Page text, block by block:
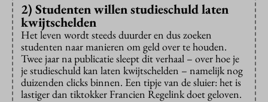
2) Studenten willen studieschuld laten
kwijtschelden
Het leven wordt steeds duurder en dus zoeken
studenten naar manieren om geld over te houden.
Twee jaar na publicatie sleept dit verhaal – over hoe je
je studieschuld kan laten kwijtschelden – namelijk nog
duizenden clicks binnen. Een tipje van de sluier: het is
lastiger dan tiktokker Francien Regelink doet geloven.